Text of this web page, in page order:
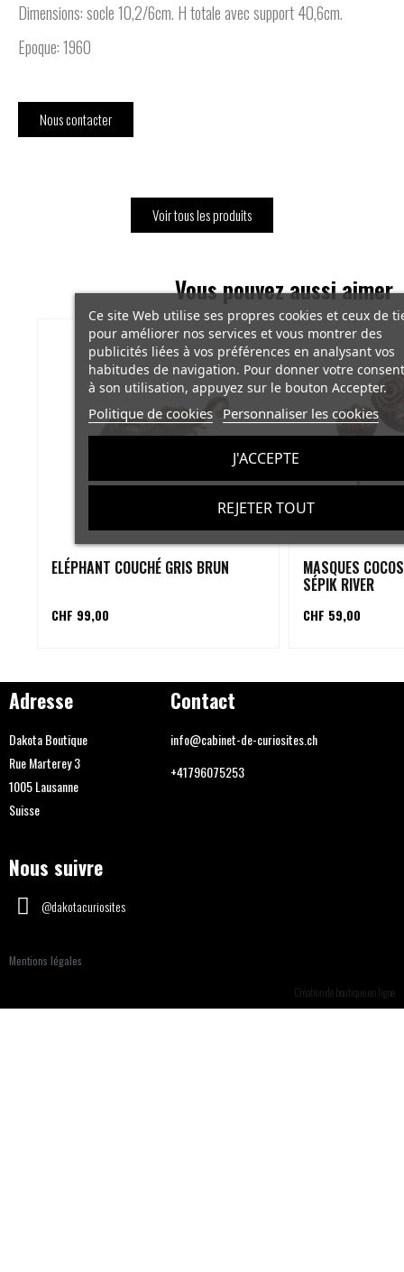
Dimensions: socle 10,2/6cm. H totale avec support 40,6cm.
Epoque: 1960
Nous contacter
Voir tous les produits
Vous pouvez aussi aimer
ELÉPHANT COUCHÉ GRIS BRUN
CHF 99,00
MASQUES
SÉPIK RIVER
CHF 59,00
Adresse
Dakota Boutique
Rue Marterey 3
1005 Lausanne
Suisse
Contact
info@cabinet-de-curiosites.ch
+41796075253
Nous suivre
@dakotacuriosites
Mentions légales
Création de boutique en ligne
Ce site Web utilise ses propres cookies et ceux de
pour améliorer nos services et vous montrer des
publicités liées à vos préférences en analysant vos
habitudes de navigation. Pour donner votre
à son utilisation, appuyez sur le bouton Accepter.
Politique de cookies Personnaliser les cookies
REJETER TOUT
J'ACCEPTE